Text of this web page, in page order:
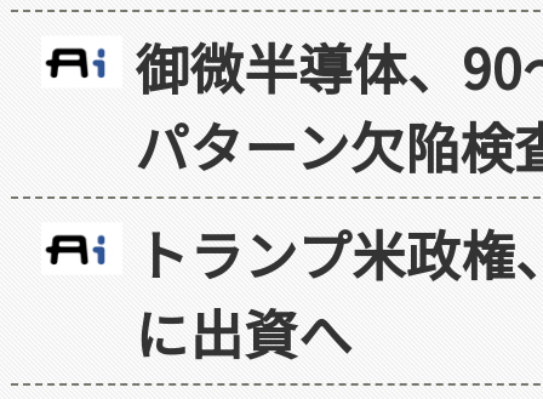
御微半導体、
パターン欠陥検
トランプ米政
に出資へ